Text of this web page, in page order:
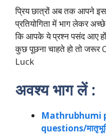
प्रिय छात्रों अब तक आपने इस
प्रतियोगिता में भाग लेकर
कि आपके ये प्रश्न पसंद आए
कुछ पूछना चाहते हो तो
Luck
अवश्य भाग लें :
Mathrubhumi
questions/